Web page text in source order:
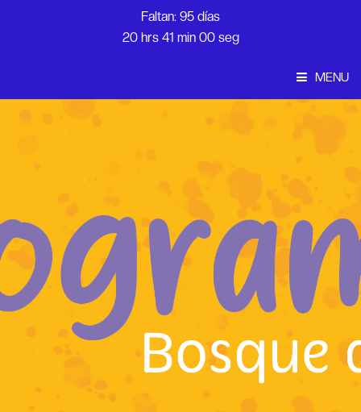
Faltan: 95 días
20 hrs 41 min 00 seg
MENU